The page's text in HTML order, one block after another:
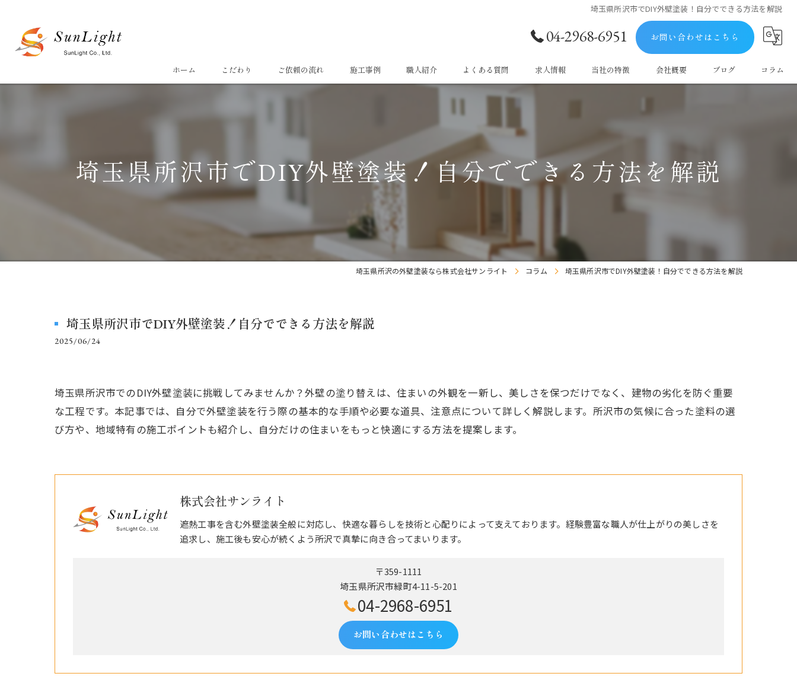
埼玉県所沢市でDIY外壁塗装！自分でできる方法を解説
04-2968-6951 お問い合わせはこちら
ホーム こだわり ご依頼の流れ 施工事例 職人紹介 よくある質問 求人情報 当社の特徴
塗料
マンション
会社概要 ブログ コラム
埼玉県所沢市でDIY外壁塗装！自分でできる方法を解説
埼玉県所沢の外壁塗装なら株式会社サンライト コラム 埼玉県所沢市でDIY外壁塗装！自分でできる方法を解説
埼玉県所沢市でDIY外壁塗装！自分でできる方法を解説
2025/06/24
埼玉県所沢市でのDIY外壁塗装に挑戦してみませんか？外壁の塗り替えは、住まいの外観を一新し、美しさを保つだけでなく、建物の劣化を防ぐ重要
な工程です。本記事では、自分で外壁塗装を行う際の基本的な手順や必要な道具、注意点について詳しく解説します。所沢市の気候に合った塗料の選
び方や、地域特有の施工ポイントも紹介し、自分だけの住まいをもっと快適にする方法を提案します。
株式会社サンライト
遮熱工事を含む外壁塗装全般に対応し、快適な暮らしを技術と心配りによって支えております。経験豊富な職人が仕上がりの美しさを
追求し、施工後も安心が続くよう所沢で真摯に向き合ってまいります。
〒359-1111
埼玉県所沢市緑町4-11-5-201
04-2968-6951
お問い合わせはこちら